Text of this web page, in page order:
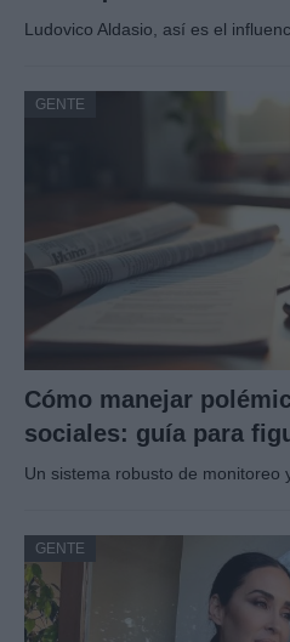
Ludovico Aldasio, así es el
GENTE
Cómo manejar
sociales: guía para
Un sistema robusto de monitoreo
GENTE